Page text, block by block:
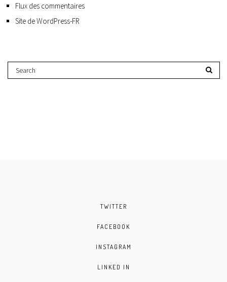
Flux des commentaires
Site de WordPress-FR
TWITTER
FACEBOOK
INSTAGRAM
LINKED IN